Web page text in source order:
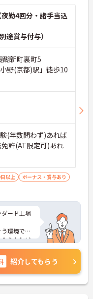
勤4回分・諸手当込
途賞与付与）
醐新町裏町5
野(京都)駅」徒歩10
(年数問わず)あれば
許(AT限定可)あれ
以上
ボーナス・賞与あり
ード上場
環境で
う文化が
ど、さら
くださ
紹介してもらう